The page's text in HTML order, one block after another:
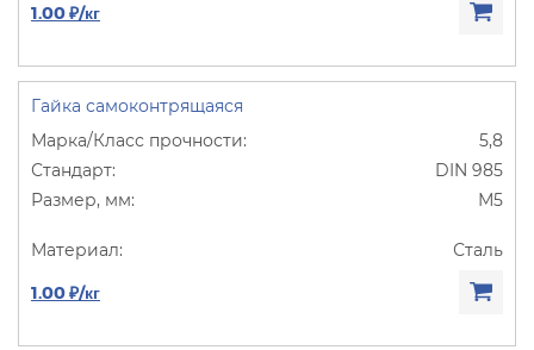
1.00 ₽/кг
Гайка самоконтрящаяся
5,8
DIN 985
М5
Сталь
1.00 ₽/кг